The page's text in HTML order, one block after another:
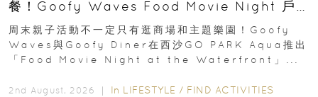
餐！Goofy Waves Food Movie Night 戶
外影院逢週末登場
周末親子活動不一定只有逛商場和主題樂園！Goofy
Waves與Goofy Diner在西沙GO PARK Aqua推出
「Food Movie Night at the Waterfront」...
2nd August, 2026 ｜ In LIFESTYLE / FIND ACTIVITIES